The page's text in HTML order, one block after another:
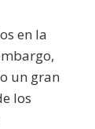
en la
un gran
los